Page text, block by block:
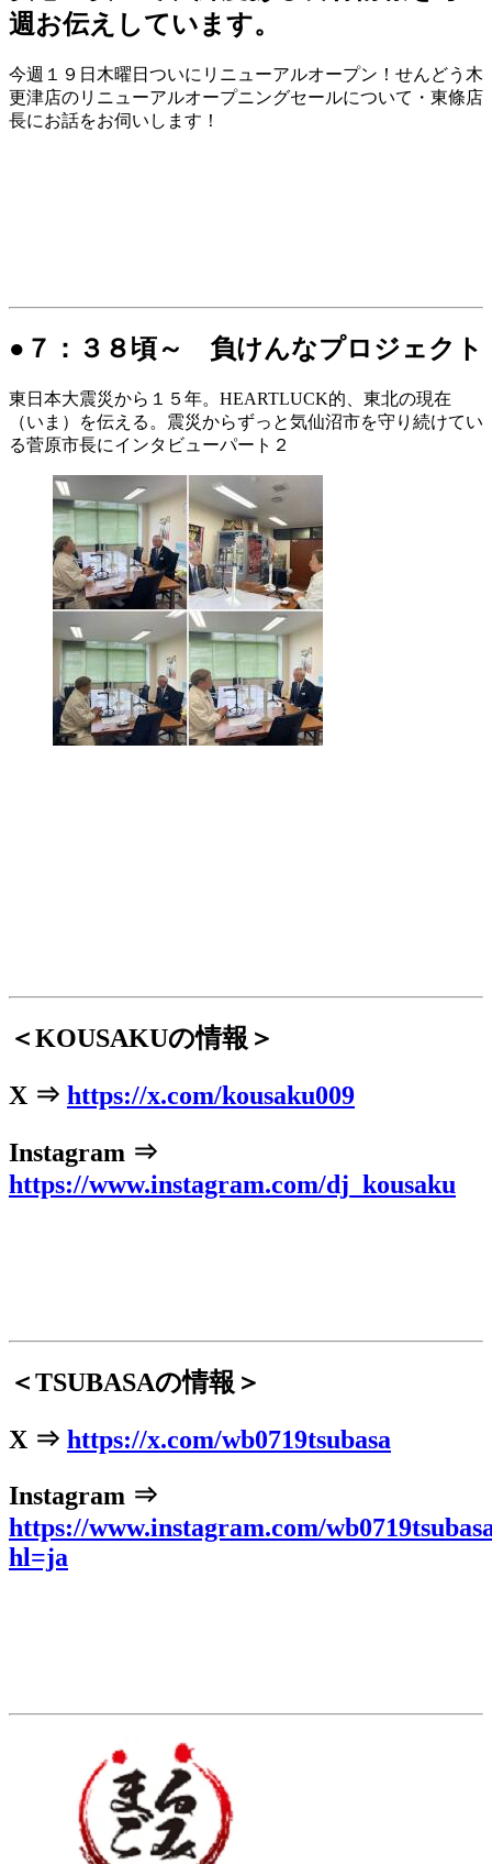
週お伝えしています。
今週１９日木曜日ついにリニューアルオープン！せんどう木
更津店のリニューアルオープニングセールについて・東條店
長にお話をお伺いします！
●７：３８頃～ 負けんなプロジェクト
東日本大震災から１５年。HEARTLUCK的、東北の現在
（いま）を伝える。震災からずっと気仙沼市を守り続けてい
る菅原市長にインタビューパート２
＜KOUSAKUの情報＞
X ⇒ https://x.com/kousaku009
Instagram ⇒
https://www.instagram.com/dj_kousaku
＜TSUBASAの情報＞
X ⇒ https://x.com/wb0719tsubasa
Instagram ⇒
https://www.instagram.com/
hl=ja